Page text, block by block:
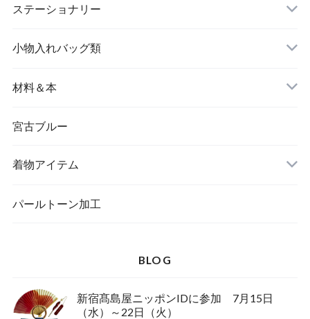
長財布
イヤリング＆ピアス
バングル＆ブレスレット
ペンダント
ブローチ
ステーショナリー
名刺入れ
メッセージカード
一筆箋
小物入れバッグ類
バッグ
材料＆本
ハンドメイドキット
宮古ブルー
着物アイテム
パールトーン加工
BLOG
新宿髙島屋ニッポンIDに参加 7月15日
（水）～22日（火）